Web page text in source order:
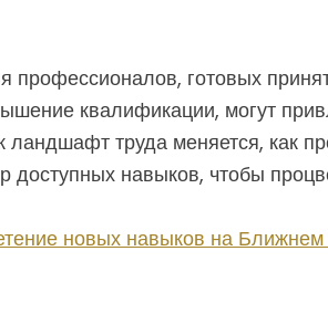
готовых
квалификации, могут
ландшафт труда меняется, как
доступных навыков, чтобы
новых навыков на Ближнем